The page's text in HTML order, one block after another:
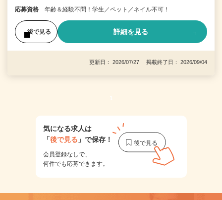
応募資格 年齢＆経験不問！学生／ペット／ネイル不可！
後で見る 詳細を見る
更新日： 2026/07/27 掲載終了日： 2026/09/04
1
気になる求人は
「後で見る 」で保存！
会員登録なしで、
何件でも応募できます。